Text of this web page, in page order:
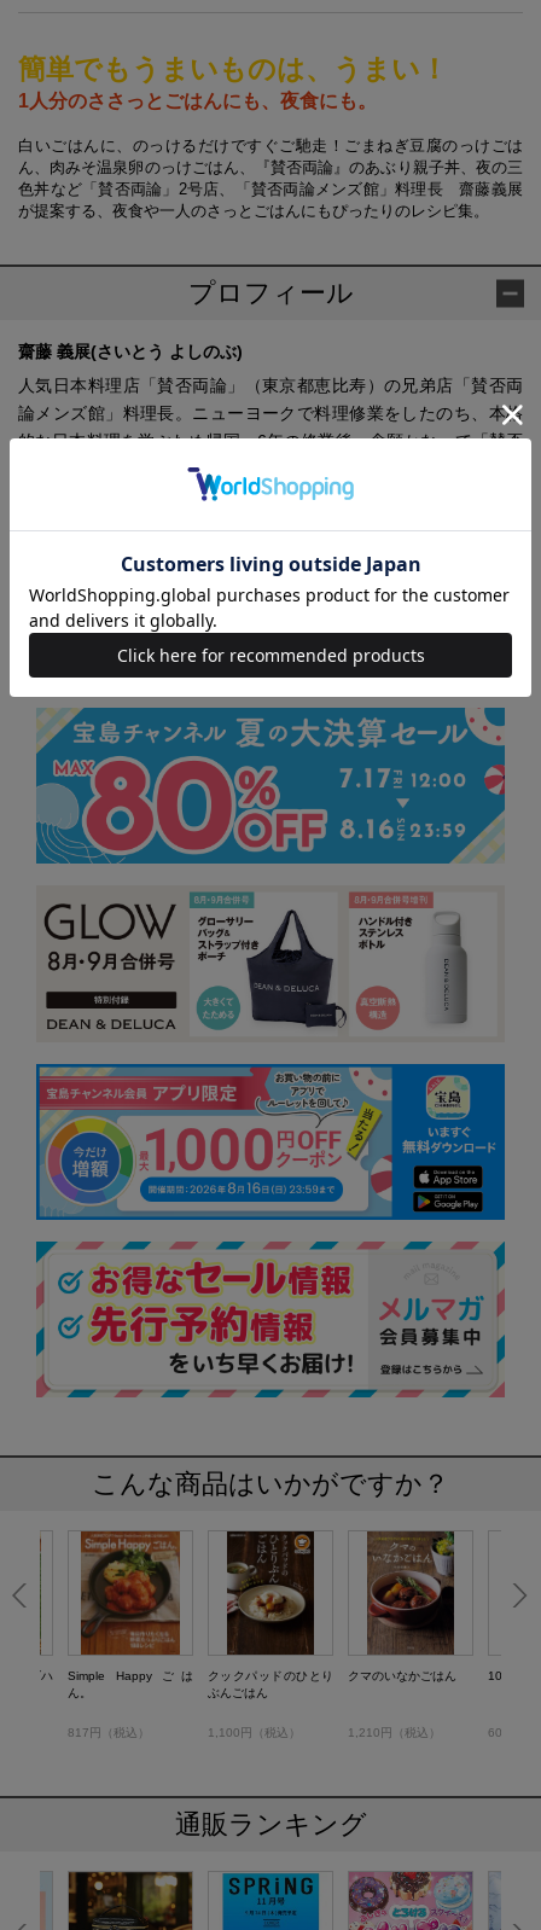
簡単でもうまいものは、うまい！
1人分のささっとごはんにも、夜食にも。
白いごはんに、のっけるだけですぐご馳走！ごまねぎ豆腐のっけごは
ん、肉みそ温泉卵のっけごはん、『賛否両論』のあぶり親子丼、夜の三
色丼など「賛否両論」2号店、「賛否両論メンズ館」料理長 齋藤義展
が提案する、夜食や一人のさっとごはんにもぴったりのレシピ集。
プロフィール
齋藤 義展(さいとう よしのぶ)
人気日本料理店「賛否両論」（東京都恵比寿）の兄弟店「賛否両
論メンズ館」料理長。ニューヨークで料理修業をしたのち、本格
的な日本料理を学ぶため帰国。6年の修業後、念願かなって「賛否
両論」笠原将弘店主のもとで4年修業し、得意の蕎麦で「賛否両論
メンズ館」料理長に抜擢。酒呑みの心をくすぐる和食、ニューヨ
こんな商品はいかがですか？
男子ゴハ
Simple Happy ごは
ん。
817円（税込）
クックパッドのひとり
ぶんごはん
1,100円（税込）
クマのいなかごはん
1,210円（税込）
10分食
607円（
通販ランキング